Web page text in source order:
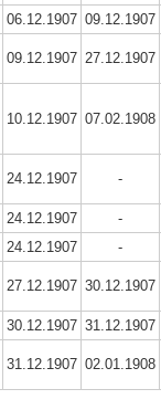
06.12.1907 09.12.1907
09.12.1907 27.12.1907
10.12.1907 07.02.1908
24.12.1907 -
24.12.1907
-
24.12.1907 -
27.12.1907 30.12.1907
30.12.1907 31.12.1907
31.12.1907 02.01.1908